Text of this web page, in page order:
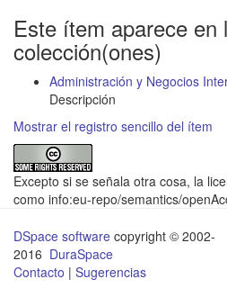
Este ítem aparece en
colección(ones)
Administración y Negocios
Descripción
Mostrar el registro sencillo del ítem
Excepto si se señala otra cosa, la
como info:eu-repo/semantics/
DSpace software copyright © 2002-
2016 DuraSpace
Contacto | Sugerencias